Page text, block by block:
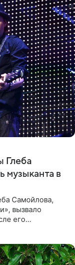
Глеба
музыканта в
Самойлова,
вызвало
его